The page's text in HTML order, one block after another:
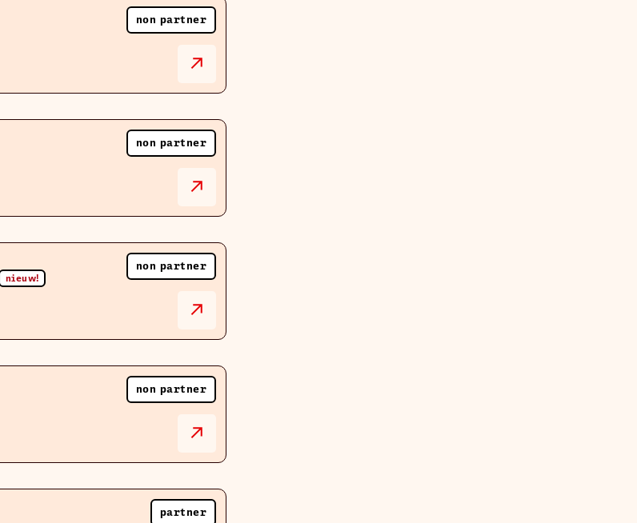
non partner
non partner
nieuw!
non partner
non partner
partner